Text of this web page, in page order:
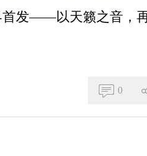
首发——以天籁之音，
0